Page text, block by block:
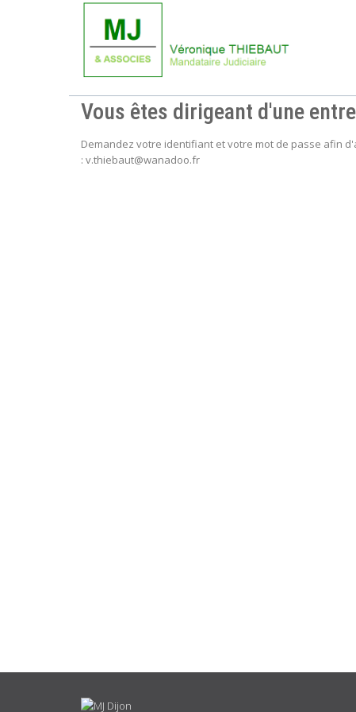
Vous êtes dirigeant d'une
Demandez votre identifiant et votre mot de passe afin
: v.thiebaut@wanadoo.fr